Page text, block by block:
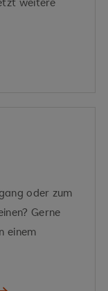
oder zum
Gerne
einem